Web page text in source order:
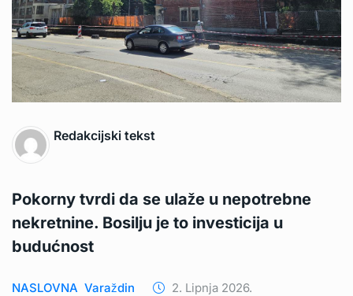
Redakcijski tekst
Pokorny tvrdi da se ulaže u nepotrebne
nekretnine. Bosilju je to investicija u
budućnost
NASLOVNA Varaždin 2. Lipnja 2026.